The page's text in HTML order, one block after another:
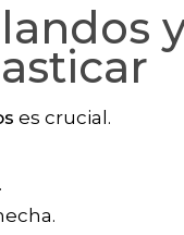
es crucial.